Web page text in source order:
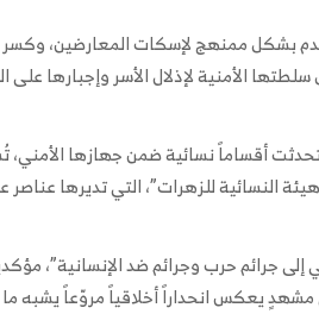
بشكل ممنهج لإسكات المعارضين،
الأمنية لإذلال الأسر وإجبارها
أقساماً نسائية ضمن جهازها الأمني،
النسائية للزهرات”، التي تديرها
جرائم حرب وجرائم ضد الإنسانية”،
يعكس انحداراً أخلاقياً مروّعاً يشبه ما